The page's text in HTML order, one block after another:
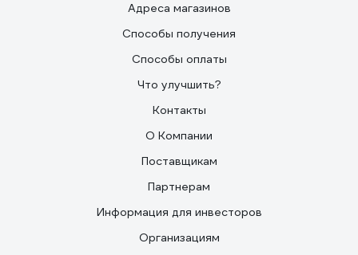
Адреса магазинов
Способы получения
Способы оплаты
Что улучшить?
Контакты
О Компании
Поставщикам
Партнерам
Информация для инвесторов
Организациям